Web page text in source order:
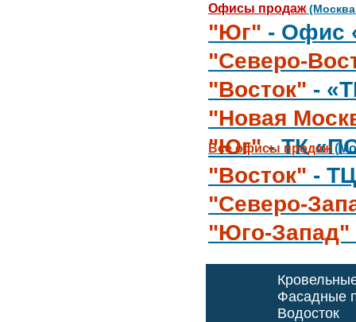
Офисы продаж(Москва
"Юг" - Офис
"Северо-
"Восток" -
"Новая
"Юг"- ТК
"Восток" -
"Северо-
"Юго-Запад"
Все офисы продаж
Фасадные
Водосток